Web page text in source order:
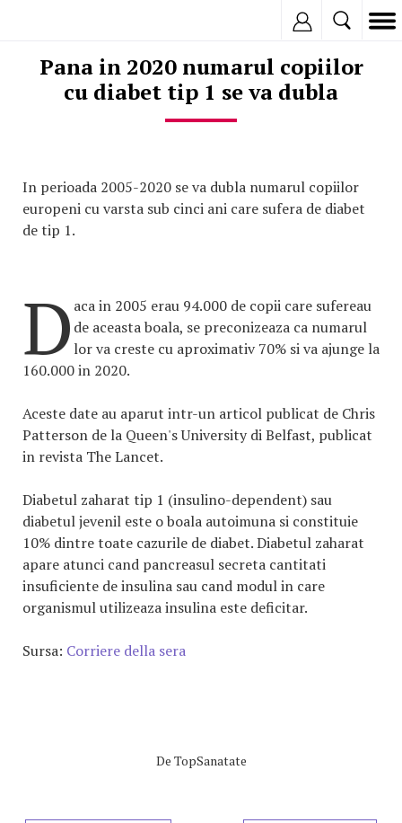
Pana in 2020 numarul copiilor
cu diabet tip 1 se va dubla
In perioada 2005-2020 se va dubla numarul copiilor
europeni cu varsta sub cinci ani care sufera de diabet
de tip 1.
D aca in 2005 erau 94.000 de copii care sufereau
de aceasta boala, se preconizeaza ca numarul
lor va creste cu aproximativ 70% si va ajunge la
160.000 in 2020.
Aceste date au aparut intr-un articol publicat de Chris
Patterson de la Queen's University di Belfast, publicat
in revista The Lancet.
Diabetul zaharat tip 1 (insulino-dependent) sau
diabetul jevenil este o boala autoimuna si constituie
10% dintre toate cazurile de diabet. Diabetul zaharat
apare atunci cand pancreasul secreta cantitati
insuficiente de insulina sau cand modul in care
organismul utilizeaza insulina este deficitar.
Sursa: Corriere della sera
De TopSanatate